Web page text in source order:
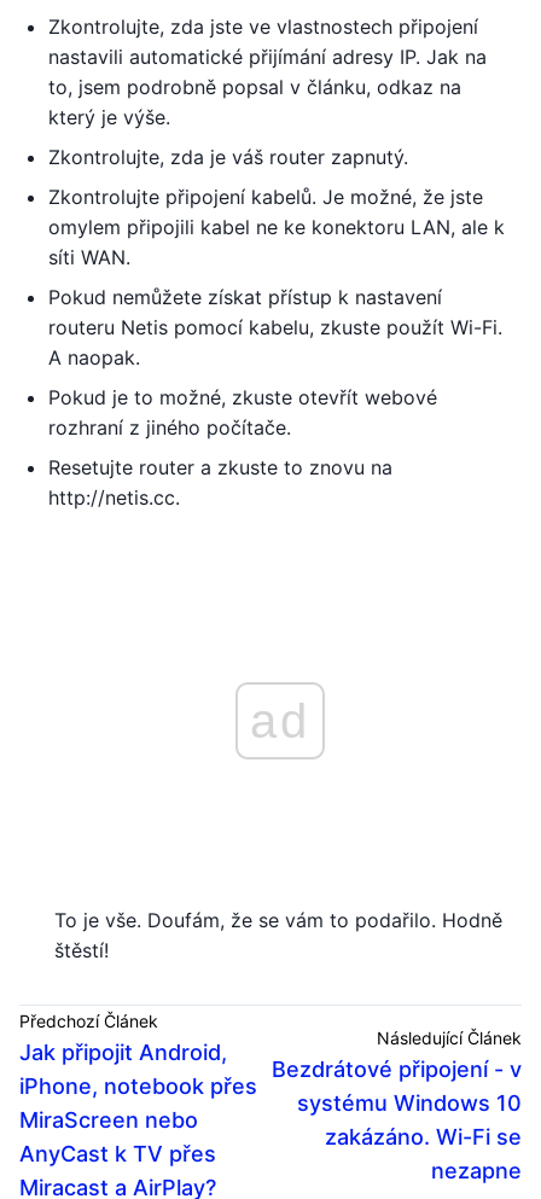
Zkontrolujte, zda jste ve vlastnostech připojení
nastavili automatické přijímání adresy IP. Jak na
to, jsem podrobně popsal v článku, odkaz na
který je výše.
Zkontrolujte, zda je váš router zapnutý.
Zkontrolujte připojení kabelů. Je možné, že jste
omylem připojili kabel ne ke konektoru LAN, ale k
síti WAN.
Pokud nemůžete získat přístup k nastavení
routeru Netis pomocí kabelu, zkuste použít Wi-Fi.
A naopak.
Pokud je to možné, zkuste otevřít webové
rozhraní z jiného počítače.
Resetujte router a zkuste to znovu na
http://netis.cc.
ad
To je vše. Doufám, že se vám to podařilo. Hodně
štěstí!
Předchozí Článek
Jak připojit Android,
iPhone, notebook přes
MiraScreen nebo
AnyCast k TV přes
Miracast a AirPlay?
Následující Článek
Bezdrátové připojení - v
systému Windows 10
zakázáno. Wi-Fi se
nezapne